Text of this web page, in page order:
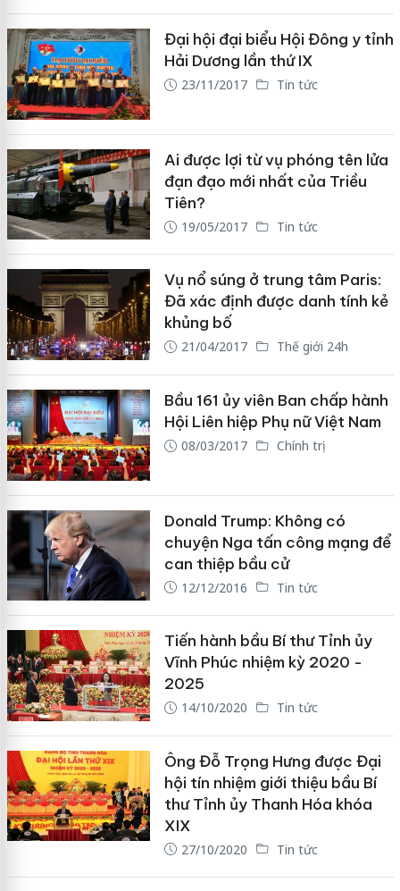
Đại hội đại biểu Hội Đông y tỉnh
Hải Dương lần thứ IX
23/11/2017 Tin tức
Ai được lợi từ vụ phóng tên lửa
đạn đạo mới nhất của Triều
Tiên?
19/05/2017 Tin tức
Vụ nổ súng ở trung tâm Paris:
Đã xác định được danh tính kẻ
khủng bố
21/04/2017 Thế giới 24h
Bầu 161 ủy viên Ban chấp hành
Hội Liên hiệp Phụ nữ Việt Nam
08/03/2017 Chính trị
Donald Trump: Không có
chuyện Nga tấn công mạng để
can thiệp bầu cử
12/12/2016 Tin tức
Tiến hành bầu Bí thư Tỉnh ủy
Vĩnh Phúc nhiệm kỳ 2020 -
2025
14/10/2020 Tin tức
Ông Đỗ Trọng Hưng được Đại
hội tín nhiệm giới thiệu bầu Bí
thư Tỉnh ủy Thanh Hóa khóa
XIX
27/10/2020 Tin tức